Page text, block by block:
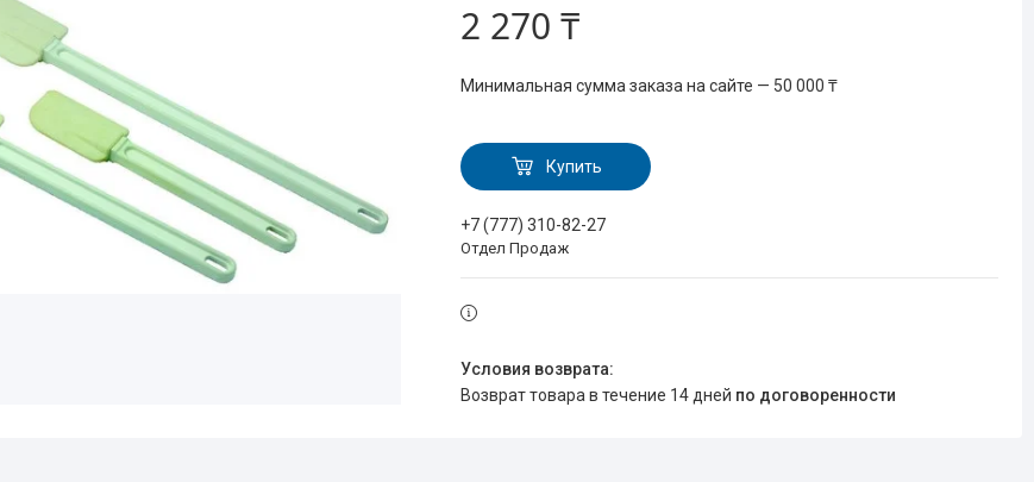
2 270 ₸
Минимальная сумма заказа на сайте — 50 000 ₸
Купить
+7 (777) 310-82-27
Отдел Продаж
возврат товара в течение 14 дней по договоренности